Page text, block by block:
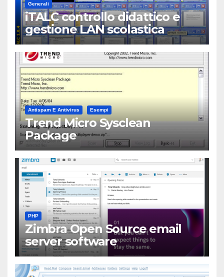
Generali
iTALC controllo didattico e
gestione LAN scolastica
Antispam E Antivirus Esempi
Trend Micro Sysclean
Package
PHP
Zimbra Open Source email
server software